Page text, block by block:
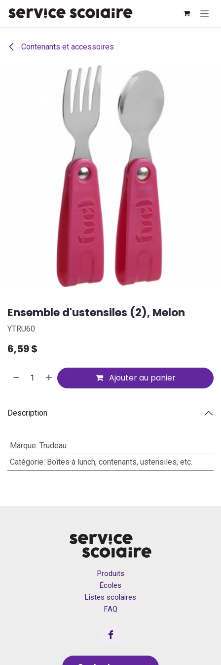
Contenants et accessoires
Ensemble d'ustensiles (2), Melon
YTRU60
6,59$
Ajouter au panier
Description
Marque: Trudeau
Catégorie: Boîtes à lunch, contenants, ustensiles, etc.
Produits
Écoles
Listes scolaires
FAQ